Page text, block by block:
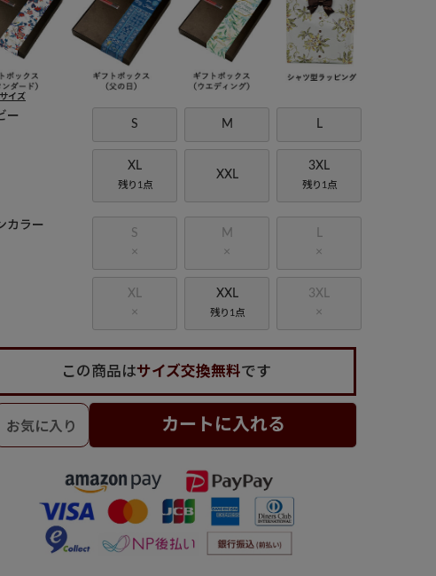
)
サイズ
ー
S M L
XL
残り1点
XXL
3XL
残り1点
カラー
S
×
M
×
×
XL
×
XXL
残り1点
3XL
×
この商品はサイズ交換無料です
カートに入れる